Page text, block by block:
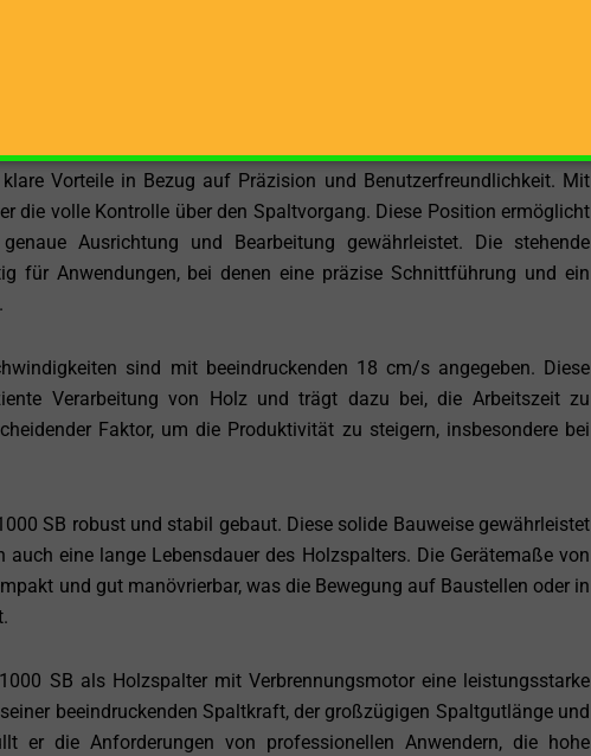
dass der A14 V 1000 SB mit einer Vielzahl von Holzarten und -
den Bau oder Weichholz für den Kamin spalten, dieser Holzspalter
ist besonders wichtig, um selbst mit widerstandsfähigem Holz
zu minimieren.
Vorteile in Bezug auf Präzision und Benutzerfreundlichkeit. Mit
die volle Kontrolle über den Spaltvorgang. Diese Position ermöglicht
Ausrichtung und Bearbeitung gewährleistet. Die stehende
für Anwendungen, bei denen eine präzise Schnittführung und ein
sind mit beeindruckenden 18 cm/s angegeben. Diese
Verarbeitung von Holz und trägt dazu bei, die Arbeitszeit zu
Faktor, um die Produktivität zu steigern, insbesondere bei
SB robust und stabil gebaut. Diese solide Bauweise gewährleistet
eine lange Lebensdauer des Holzspalters. Die Gerätemaße von
und gut manövrierbar, was die Bewegung auf Baustellen oder in
SB als Holzspalter mit Verbrennungsmotor eine leistungsstarke
beeindruckenden Spaltkraft, der großzügigen Spaltgutlänge und
er die Anforderungen von professionellen Anwendern, die hohe